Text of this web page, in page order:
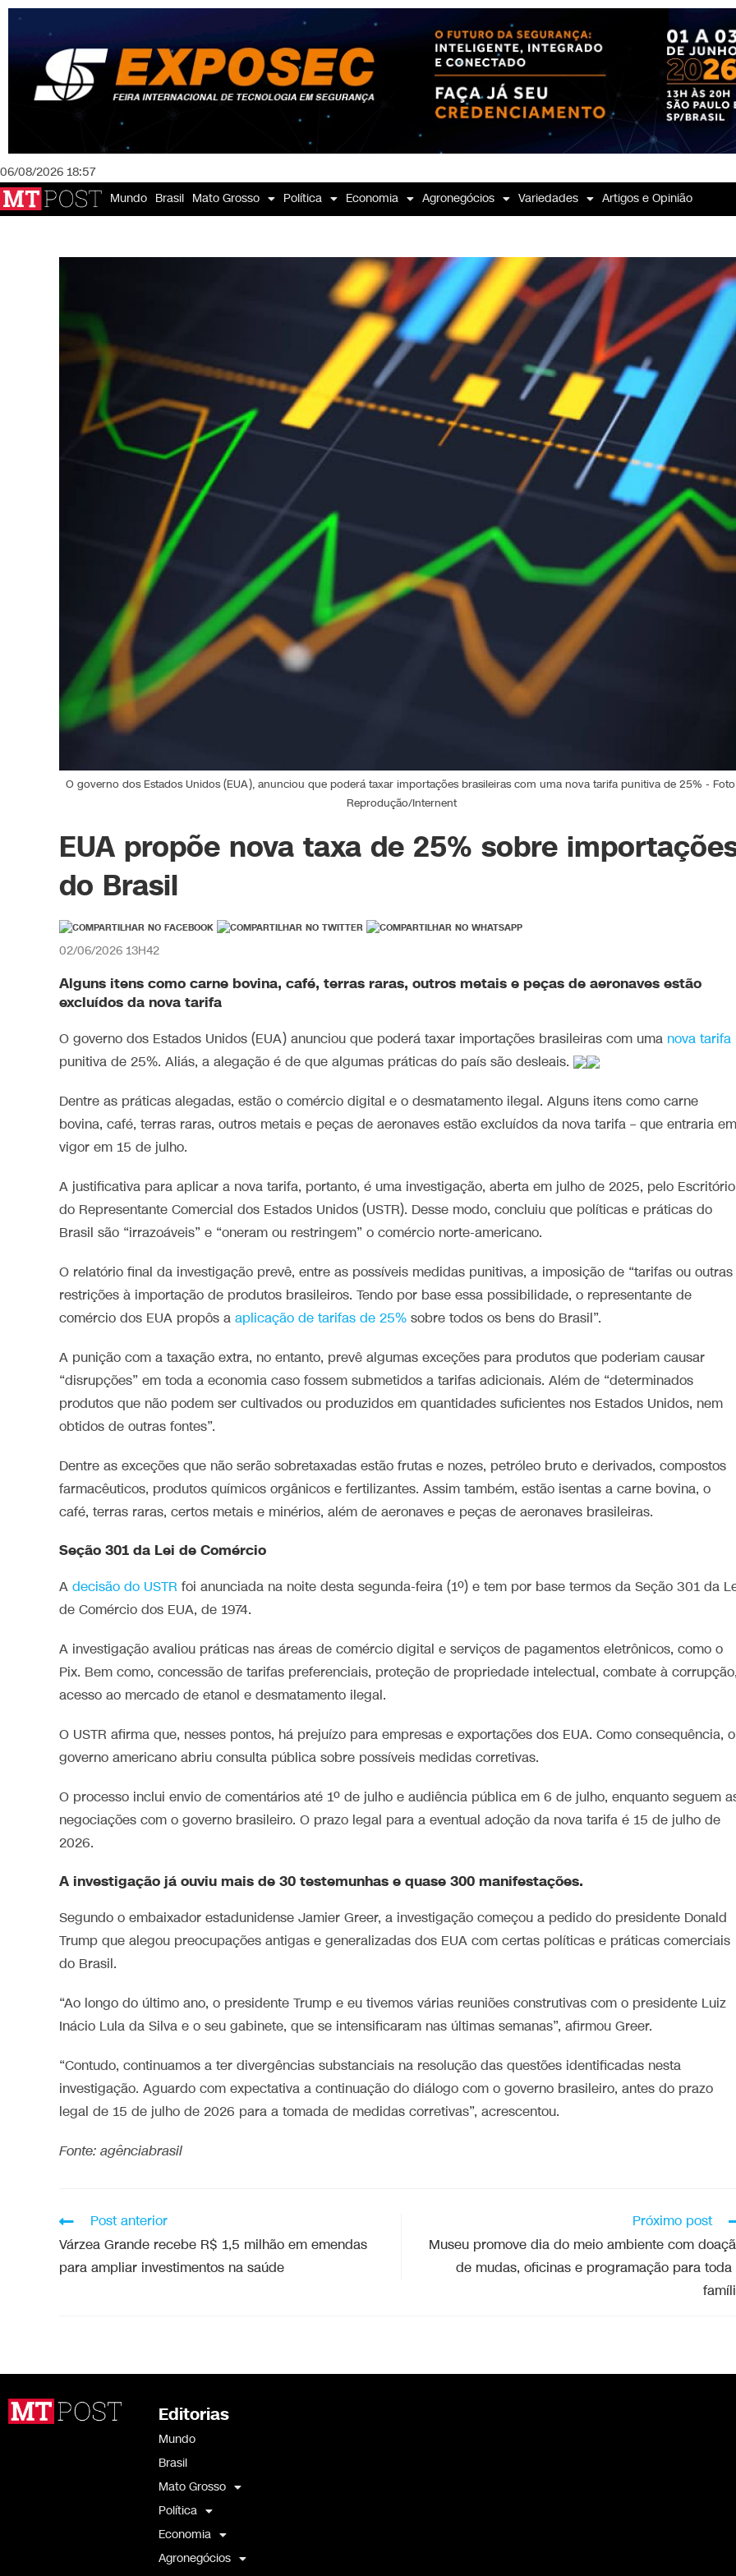
06/08/2026 18:57
Mundo Brasil Mato Grosso Política Economia Agronegócios Variedades Artigos e Opinião
O governo dos Estados Unidos (EUA), anunciou que poderá taxar importações brasileiras com uma nova tarifa punitiva de 25% -
Reprodução/Internent
EUA propõe nova taxa de 25% sobre
do Brasil
02/06/2026 13H42
Alguns itens como carne bovina, café, terras raras, outros metais e peças de aeronaves estão
excluídos da nova tarifa
O governo dos Estados Unidos (EUA) anunciou que poderá taxar importações brasileiras com uma nova tarifa
punitiva de 25%. Aliás, a alegação é de que algumas práticas do país são desleais.
Dentre as práticas alegadas, estão o comércio digital e o desmatamento ilegal. Alguns itens como carne
bovina, café, terras raras, outros metais e peças de aeronaves estão excluídos da nova tarifa – que entraria em
vigor em 15 de julho.
A justificativa para aplicar a nova tarifa, portanto, é uma investigação, aberta em julho de 2025, pelo Escritório
do Representante Comercial dos Estados Unidos (USTR). Desse modo, concluiu que políticas e práticas do
Brasil são “irrazoáveis” e “oneram ou restringem” o comércio norte-americano.
O relatório final da investigação prevê, entre as possíveis medidas punitivas, a imposição de “tarifas ou outras
restrições à importação de produtos brasileiros. Tendo por base essa possibilidade, o representante de
comércio dos EUA propôs a aplicação de tarifas de 25% sobre todos os bens do Brasil”.
A punição com a taxação extra, no entanto, prevê algumas exceções para produtos que poderiam causar
“disrupções” em toda a economia caso fossem submetidos a tarifas adicionais. Além de “determinados
produtos que não podem ser cultivados ou produzidos em quantidades suficientes nos Estados Unidos, nem
obtidos de outras fontes”.
Dentre as exceções que não serão sobretaxadas estão frutas e nozes, petróleo bruto e derivados, compostos
farmacêuticos, produtos químicos orgânicos e fertilizantes. Assim também, estão isentas a carne bovina, o
café, terras raras, certos metais e minérios, além de aeronaves e peças de aeronaves brasileiras.
Seção 301 da Lei de Comércio
A decisão do USTR foi anunciada na noite desta segunda-feira (1º) e tem por base termos da Seção 301 da
de Comércio dos EUA, de 1974.
A investigação avaliou práticas nas áreas de comércio digital e serviços de pagamentos eletrônicos, como o
Pix. Bem como, concessão de tarifas preferenciais, proteção de propriedade intelectual, combate à corrupção,
acesso ao mercado de etanol e desmatamento ilegal.
O USTR afirma que, nesses pontos, há prejuízo para empresas e exportações dos EUA. Como consequência, o
governo americano abriu consulta pública sobre possíveis medidas corretivas.
O processo inclui envio de comentários até 1º de julho e audiência pública em 6 de julho, enquanto seguem
negociações com o governo brasileiro. O prazo legal para a eventual adoção da nova tarifa é 15 de julho de
2026.
A investigação já ouviu mais de 30 testemunhas e quase 300 manifestações.
Segundo o embaixador estadunidense Jamier Greer, a investigação começou a pedido do presidente Donald
Trump que alegou preocupações antigas e generalizadas dos EUA com certas políticas e práticas comerciais
do Brasil.
“Ao longo do último ano, o presidente Trump e eu tivemos várias reuniões construtivas com o presidente Luiz
Inácio Lula da Silva e o seu gabinete, que se intensificaram nas últimas semanas”, afirmou Greer.
“Contudo, continuamos a ter divergências substanciais na resolução das questões identificadas nesta
investigação. Aguardo com expectativa a continuação do diálogo com o governo brasileiro, antes do prazo
legal de 15 de julho de 2026 para a tomada de medidas corretivas”, acrescentou.
Fonte: agênciabrasil
Post anterior
Várzea Grande recebe R$ 1,5 milhão em emendas
para ampliar investimentos na saúde
Próximo post
Museu promove dia do meio ambiente com
de mudas, oficinas e programação para toda
Editorias
Mundo
Brasil
Mato Grosso
Política
Economia
Agronegócios